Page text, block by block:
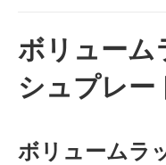
ボリューム
シュプレー
ボリュームラ